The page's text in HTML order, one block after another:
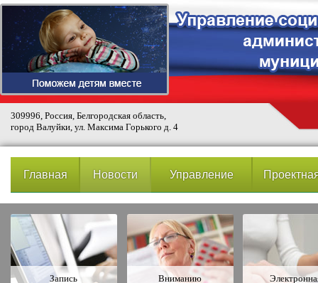
309996, Россия, Белгородская область,
город Валуйки, ул. Максима Горького д. 4
Главная Новости Управление
Запись
Вниманию